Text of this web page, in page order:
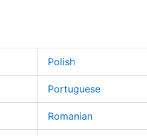
Polish
Portuguese
Romanian